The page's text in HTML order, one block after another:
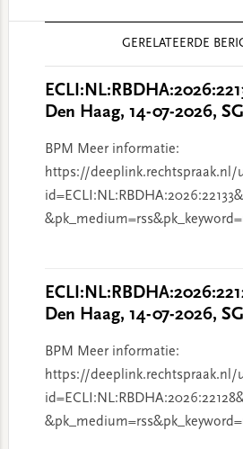
GERELATEERDE
Den Haag, 14-07-2026,
BPM Meer informatie:
https://deeplink.rechtspraak.nl/
Den Haag, 14-07-2026,
BPM Meer informatie:
https://deeplink.rechtspraak.nl/